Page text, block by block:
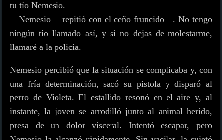
tu tío Nemesio.
—Nemesio —repitió con el ceño fruncido—. No tengo
ningún tío llamado así, y si no dejas de molestarme,
llamaré a la policía.
Nemesio percibió que la situación se complicaba y, con
una fría determinación, sacó su pistola y disparó al
perro de Violeta. El estallido resonó en el aire y, al
instante, la joven se arrodilló junto al animal herido,
presa de un dolor visceral. Intentó escapar, pero